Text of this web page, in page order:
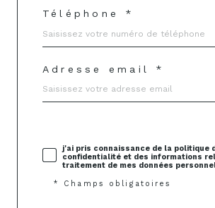
Téléphone *
Adresse email *
j'ai pris connaissance de la politique
confidentialité et des informations
traitement de mes données
* Champs obligatoires